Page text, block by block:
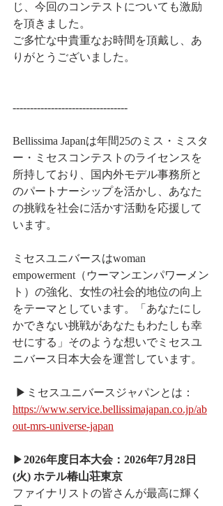
じ、今回のコンテストについても激励
を頂きました。
ご多忙な中貴重なお時間を頂戴し、あ
りがとうございました。
---------------------------------
Bellissima Japanは年間25のミス・ミスタ
ー・ミセスコンテストのライセンスを
所持しており、​国内外モデル事務所と
のパートナーシップを活かし、​あなた
の挑戦を社会に活かす活動を応援して
います。
ミセスユニバースはwoman
empowerment（ウーマンエンパワーメン
ト）の強化、女性の社会的地位の向上
をテーマとしています。「あなたにし
かできない挑戦があなたもわたしも幸
せにする」そのような想いでミセスユ
ニバース日本大会を運営しています。
▶︎ミセスユニバースジャパンとは：
https://www.service.bellissimajapan.co.jp/ab
out-mrs-universe-japan
▶︎2026年度日本大会：2026年7月28日
(火) ホテル椿山荘東京
ファイナリストの皆さんが最高に輝く